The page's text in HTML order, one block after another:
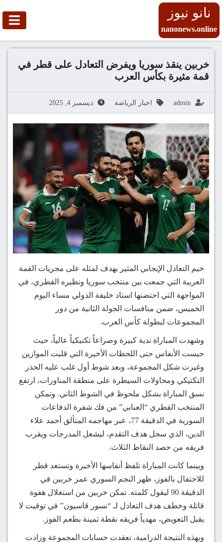
نانو نيوز
nanonews.online
خربين ينقذ سوريا ويفرض التعادل على قطر في
قمة مثيرة بكأس العرب
admin اخبار الرياضة ديسمبر 4, 2025
خيم التعادل الإيجابي المثير بهدف لمثله على مجريات القمة
العربية التي جمعت بين منتخب سوريا ونظيره القطري، في
المواجهة التي احتضنها استاد خليفة الدولي مساء اليوم
الخميس، ضمن منافسات الجولة الثانية من دور
المجموعات لبطولة كأس العرب.
وشهدت المباراة ندية كبيرة وصراعاً تكتيكياً عالياً، حيث
حبست الأنفاس حتى اللحظات الأخيرة التي قلبت الموازين
وغيرت شكل المجموعة، وبعد شوط أول غلب عليه الحذر
التكتيكي ومحاولات السيطرة على منطقة المناورات، ارتفع
نسق المباراة بشكل ملحوظ في الشوط الثاني. وتمكن
المنتخب القطري “العنابي” من فك شفرة الدفاعات
السورية في الدقيقة 77، عبر مهاجمه المتألق أحمد علاء
الدين، الذي سجل هدف التقدم، ليشعل المدرجات ويقرب
فريقه من حصد النقاط الثلاث.
وبينما كانت المباراة تلفظ أنفاسها الأخيرة وتستعد قطر
للاحتفال بالفوز، ظهر النجم السوري عمر خربين في
الدقيقة 90 ليقول كلمته. تمكن خربين من استغلال هفوة
قاتلة وخطف هدف التعادل لـ “نسور قاسيون” في توقيت لا
يقبل التعويض، مهدياً فريقه نقطة ثمينة بطعم الفوز.
وبهذه النتيجة الدرامية، تعقدت حسابات المجموعة وزادت